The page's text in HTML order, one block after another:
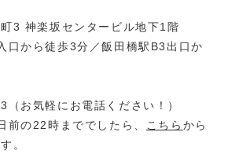
3 神楽坂センタービル地下1階
口から徒歩3分／飯田橋駅B3出口か
お気軽にお電話ください！）
前の22時まででしたら、
こちら から
。